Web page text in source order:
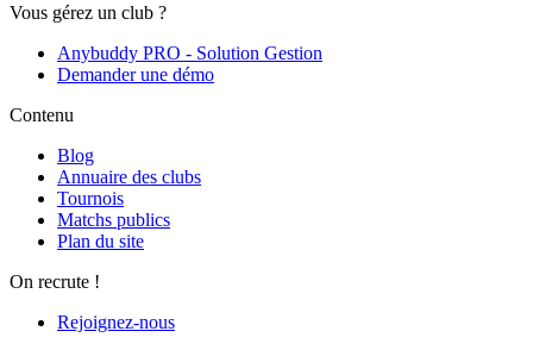
Vous gérez un club ?
Anybuddy PRO - Solution Gestion
Demander une démo
Contenu
Blog
Annuaire des clubs
Tournois
Matchs publics
Plan du site
On recrute !
Rejoignez-nous